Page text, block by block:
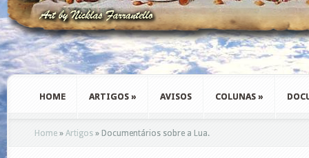
HOME ARTIGOS » AVISOS COLUNAS »
Home » Artigos » Documentários sobre a Lua.